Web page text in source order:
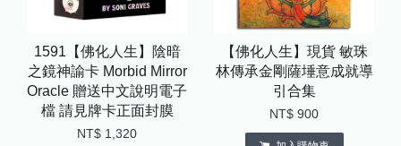
1591【佛化人生】陰暗
之鏡神諭卡 Morbid Mirror
Oracle 贈送中文說明電子
檔 請見牌卡正面封膜
NT$ 1,320
【佛化人生】現貨 敏珠
林傳承金剛薩埵意成就導
引合集
NT$ 900